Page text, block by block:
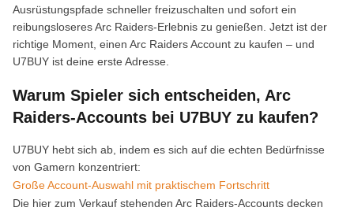
Ausrüstungspfade schneller freizuschalten und sofort ein
reibungsloseres Arc Raiders-Erlebnis zu genießen. Jetzt ist der
richtige Moment, einen Arc Raiders Account zu kaufen – und
U7BUY ist deine erste Adresse.
Warum Spieler sich entscheiden, Arc
Raiders-Accounts bei U7BUY zu kaufen?
U7BUY hebt sich ab, indem es sich auf die echten Bedürfnisse
von Gamern konzentriert:
Große Account-Auswahl mit praktischem Fortschritt
Die hier zum Verkauf stehenden Arc Raiders-Accounts decken